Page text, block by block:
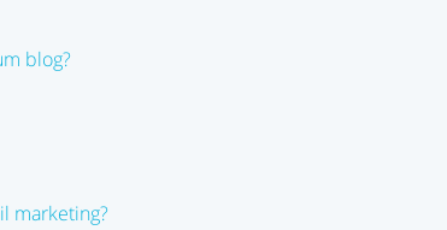
blog?
marketing?